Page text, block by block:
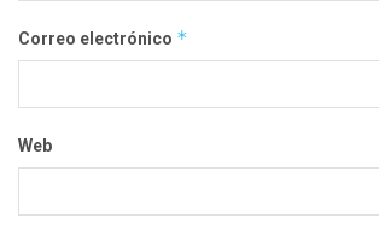
Correo electrónico *
Web